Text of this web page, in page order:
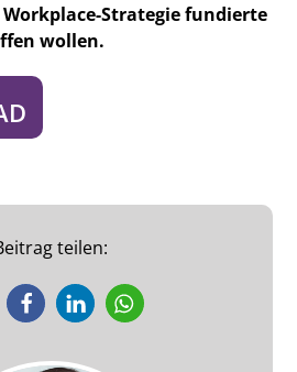
Strategie fundierte
wollen.
teilen: